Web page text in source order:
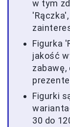
w tym
Figurka
jakość
zabawę,
Figurki
30 do